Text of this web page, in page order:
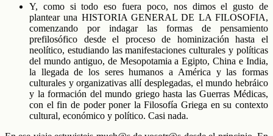
Y, como si todo eso fuera poco, nos dimos el gusto de
plantear una HISTORIA GENERAL DE LA FILOSOFIA,
comenzando por indagar las formas de pensamiento
prefilosófico desde el proceso de hominización hasta el
neolítico, estudiando las manifestaciones culturales y políticas
del mundo antiguo, de Mesopotamia a Egipto, China e India,
la llegada de los seres humanos a América y las formas
culturales y organizativas allí desplegadas, el mundo hebráico
y la formación del mundo griego hasta las Guerras Médicas,
con el fin de poder poner la Filosofía Griega en su contexto
cultural, económico y político. Casi nada.